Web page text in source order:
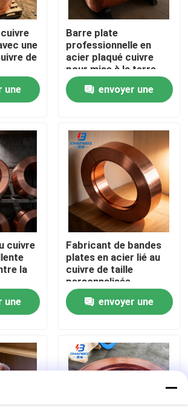
une
de
une
Barre plate
professionnelle en
acier plaqué cuivre
pour mise à la terre
industrielle
envoyer une
cuivre
la
une
Fabricant de bandes
plates en acier lié au
cuivre de taille
personnalisée
envoyer une